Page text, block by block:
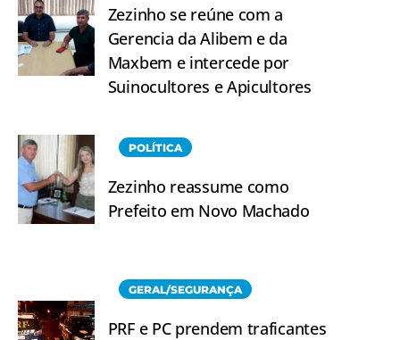
Zezinho se reúne com a
Gerencia da Alibem e da
Maxbem e intercede por
Suinocultores e Apicultores
POLÍTICA
Zezinho reassume como
Prefeito em Novo Machado
GERAL/SEGURANÇA
PRF e PC prendem traficantes